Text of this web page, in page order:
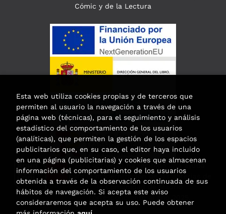
Cómic y de la Lectura
Esta actividad ha recibido una ayuda
para la modernización de las librerías de
la Comunidad de Madrid
correspondiente al año 2025.
Esta web utiliza cookies propias y de terceros que
permiten al usuario la navegación a través de una
página web (técnicas), para el seguimiento y análisis
estadístico del comportamiento de los usuarios
(analíticas), que permiten la gestión de los espacios
publicitarios que, en su caso, el editor haya incluido
en una página (publicitarias) y cookies que almacenan
información del comportamiento de los usuarios
obtenida a través de la observación continuada de sus
hábitos de navegación. Si acepta este aviso
consideraremos que acepta su uso. Puede obtener